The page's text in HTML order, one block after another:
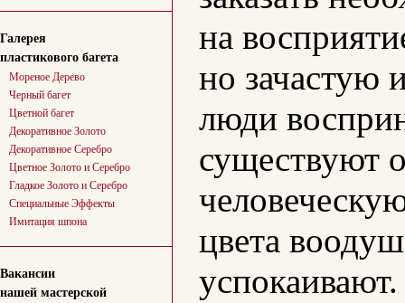
Галерея
пластикового багета
Мореное Дерево
Черный багет
Цветной багет
Декоративное Золото
Декоративное Серебро
Цветное Золото и Серебро
Гладкое Золото и Серебро
Специальные Эффекты
Имитация шпона
Вакансии
нашей мастерской
на
но зачастую
люди
существуют
цвета
успокаивают.